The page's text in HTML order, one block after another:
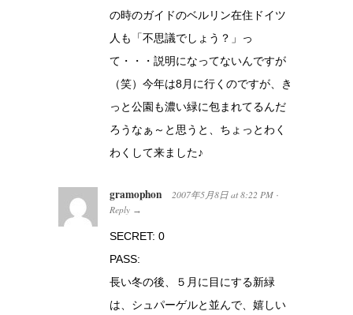
の時のガイドのベルリン在住ドイツ
人も「不思議でしょう？」っ
て・・・説明になってないんですが
（笑）今年は8月に行くのですが、き
っと公園も濃い緑に包まれてるんだ
ろうなぁ～と思うと、ちょっとわく
わくして来ました♪
gramophon 2007年5月8日 at 8:22 PM ·
Reply →
SECRET: 0
PASS:
長い冬の後、５月に目にする新緑
は、シュパーゲルと並んで、嬉しい